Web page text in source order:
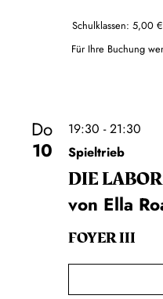
Schulklassen: 5,00
Für Ihre Buchung
Do
10
19:30 - 21:30
Spieltrieb
DIE
von Ella
FOYER III